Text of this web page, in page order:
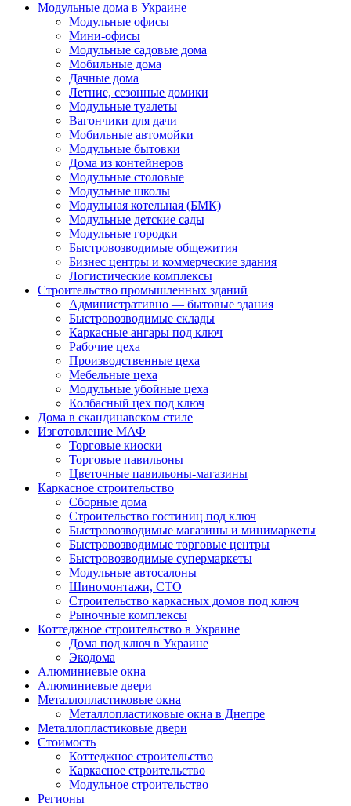
Модульные дома в Украине
Модульные офисы
Мини-офисы
Модульные садовые дома
Мобильные дома
Дачные дома
Летние, сезонные домики
Модульные туалеты
Вагончики для дачи
Мобильные автомойки
Модульные бытовки
Дома из контейнеров
Модульные столовые
Модульные школы
Модульная котельная (БМК)
Модульные детские сады
Модульные городки
Быстровозводимые общежития
Бизнес центры и коммерческие здания
Логистические комплексы
Строительство промышленных зданий
Административно — бытовые здания
Быстровозводимые склады
Каркасные ангары под ключ
Рабочие цеха
Производственные цеха
Мебельные цеха
Модульные убойные цеха
Колбасный цех под ключ
Дома в скандинавском стиле
Изготовление МАФ
Торговые киоски
Торговые павильоны
Цветочные павильоны-магазины
Каркасное строительство
Сборные дома
Строительство гостиниц под ключ
Быстровозводимые магазины и минимаркеты
Быстровозводимые торговые центры
Быстровозводимые супермаркеты
Модульные автосалоны
Шиномонтажи, СТО
Строительство каркасных домов под ключ
Рыночные комплексы
Коттеджное строительство в Украине
Дома под ключ в Украине
Экодома
Алюминиевые окна
Алюминиевые двери
Металлопластиковые окна
Металлопластиковые окна в Днепре
Металлопластиковые двери
Стоимость
Коттеджное строительство
Каркасное строительство
Модульное строительство
Регионы